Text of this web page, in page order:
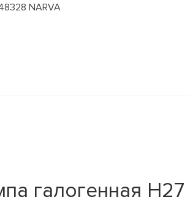
NARVA
галогенная H27